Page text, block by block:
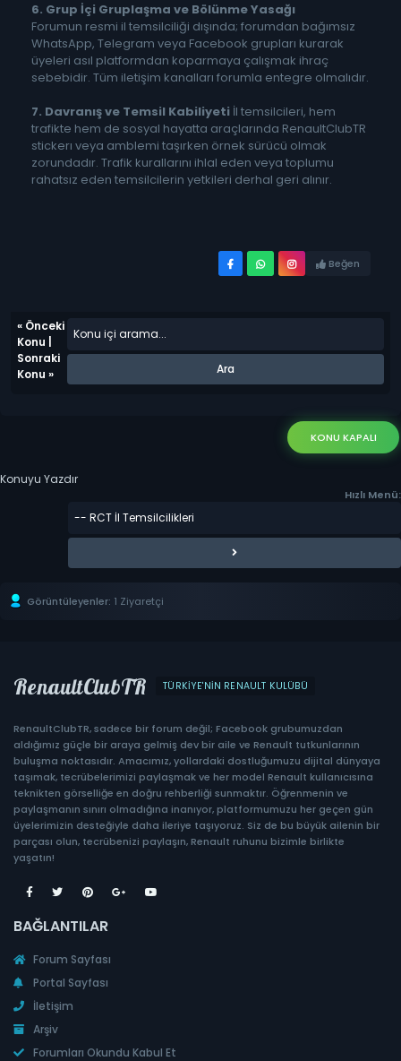
6. Grup İçi Gruplaşma ve Bölünme Yasağı
Forumun resmi il temsilciliği dışında; forumdan bağımsız
WhatsApp, Telegram veya Facebook grupları kurarak
üyeleri asıl platformdan koparmaya çalışmak ihraç
sebebidir. Tüm iletişim kanalları forumla entegre olmalıdır.
7. Davranış ve Temsil Kabiliyetiİl temsilcileri, hem
trafikte hem de sosyal hayatta araçlarında RenaultClubTR
stickerı veya amblemi taşırken örnek sürücü olmak
zorundadır. Trafik kurallarını ihlal eden veya toplumu
rahatsız eden temsilcilerin yetkileri derhal geri alınır.
Beğen
« Önceki
Konu
Sonraki
Konu »
KONU KAPALI
Konuyu Yazdır
Hızlı Menü:
Görüntüleyenler: 1 Ziyaretçi
RenaultClubTR TÜRKIYE'NIN RENAULT KULÜBÜ
RenaultClubTR, sadece bir forum değil; Facebook grubumuzdan
aldığımız güçle bir araya gelmiş dev bir aile ve Renault tutkunlarının
buluşma noktasıdır. Amacımız, yollardaki dostluğumuzu dijital dünyaya
taşımak, tecrübelerimizi paylaşmak ve her model Renault kullanıcısına
teknikten görselliğe en doğru rehberliği sunmaktır. Öğrenmenin ve
paylaşmanın sınırı olmadığına inanıyor, platformumuzu her geçen gün
üyelerimizin desteğiyle daha ileriye taşıyoruz. Siz de bu büyük ailenin bir
parçası olun, tecrübenizi paylaşın, Renault ruhunu bizimle birlikte
yaşatın!
BAĞLANTILAR
Forum Sayfası
Portal Sayfası
İletişim
Arşiv
Forumları Okundu Kabul Et